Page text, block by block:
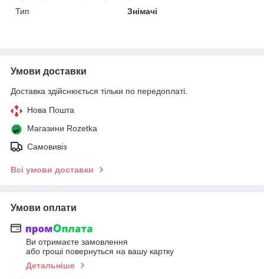
Тип
Знімачі
Умови доставки
Доставка здійснюється тільки по передоплаті.
Нова Пошта
Магазини Rozetka
Самовивіз
Всі умови доставки
Умови оплати
Ви отримаєте замовлення
або гроші повернуться на вашу картку
Детальніше